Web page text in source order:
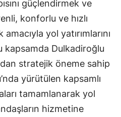
güçlendirmek ve
konforlu ve hızlı
yol yatırımlarını
kapsamda Dulkadiroğlu
stratejik öneme sahip
yürütülen kapsamlı
tamamlanarak yol
hizmetine